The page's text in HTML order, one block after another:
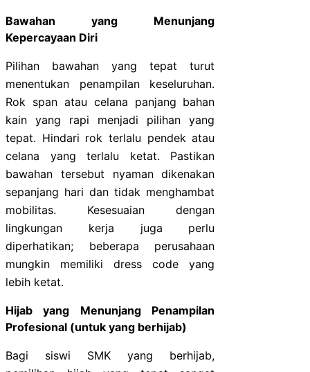
Bawahan yang Menunjang
Kepercayaan Diri
Pilihan bawahan yang tepat turut
menentukan penampilan keseluruhan.
Rok span atau celana panjang bahan
kain yang rapi menjadi pilihan yang
tepat. Hindari rok terlalu pendek atau
celana yang terlalu ketat. Pastikan
bawahan tersebut nyaman dikenakan
sepanjang hari dan tidak menghambat
mobilitas. Kesesuaian dengan
lingkungan kerja juga perlu
diperhatikan; beberapa perusahaan
mungkin memiliki dress code yang
lebih ketat.
Hijab yang Menunjang Penampilan
Profesional (untuk yang berhijab)
Bagi siswi SMK yang berhijab,